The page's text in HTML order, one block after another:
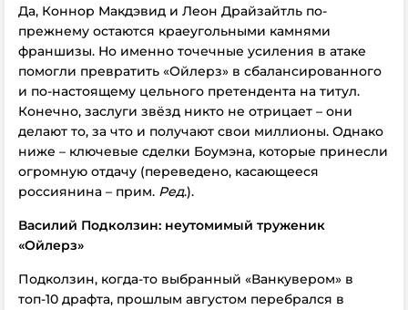
Да, Коннор Макдэвид и Леон Драйзайтль по-
прежнему остаются краеугольными камнями
франшизы. Но именно точечные усиления в атаке
помогли превратить «Ойлерз» в сбалансированного
и по-настоящему цельного претендента на титул.
Конечно, заслуги звёзд никто не отрицает – они
делают то, за что и получают свои миллионы. Однако
ниже – ключевые сделки Боумэна, которые принесли
огромную отдачу (переведено, касающееся
россиянина – прим. Ред.).
Василий Подколзин: неутомимый труженик
«Ойлерз»
Подколзин, когда-то выбранный «Ванкувером» в
топ-10 драфта, прошлым августом перебрался в